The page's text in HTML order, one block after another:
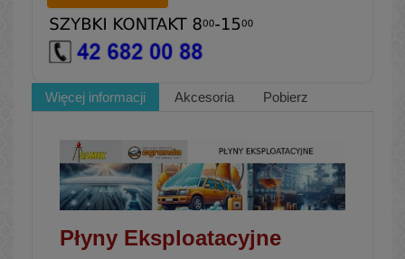
Więcej informacji Akcesoria Pobierz
Płyny Eksploatacyjne